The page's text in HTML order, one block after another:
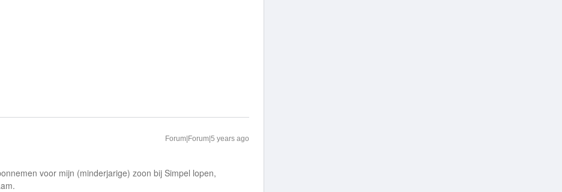
Forum|Forum|5 years ago
voor mijn (minderjarige) zoon bij Simpel lopen,